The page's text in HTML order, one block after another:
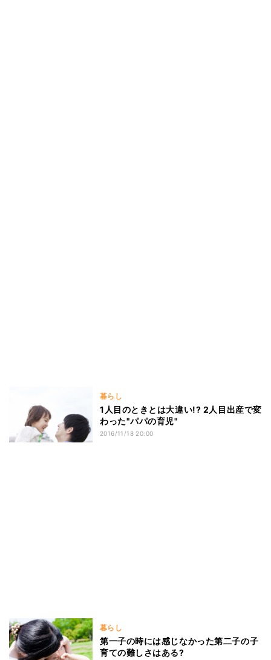
暮らし
1人目のときとは大違い!? 2人目出産で変
わった"パパの育児"
2016/11/18 20:00
暮らし
第一子の時には感じなかった第二子の子
育ての難しさはある?